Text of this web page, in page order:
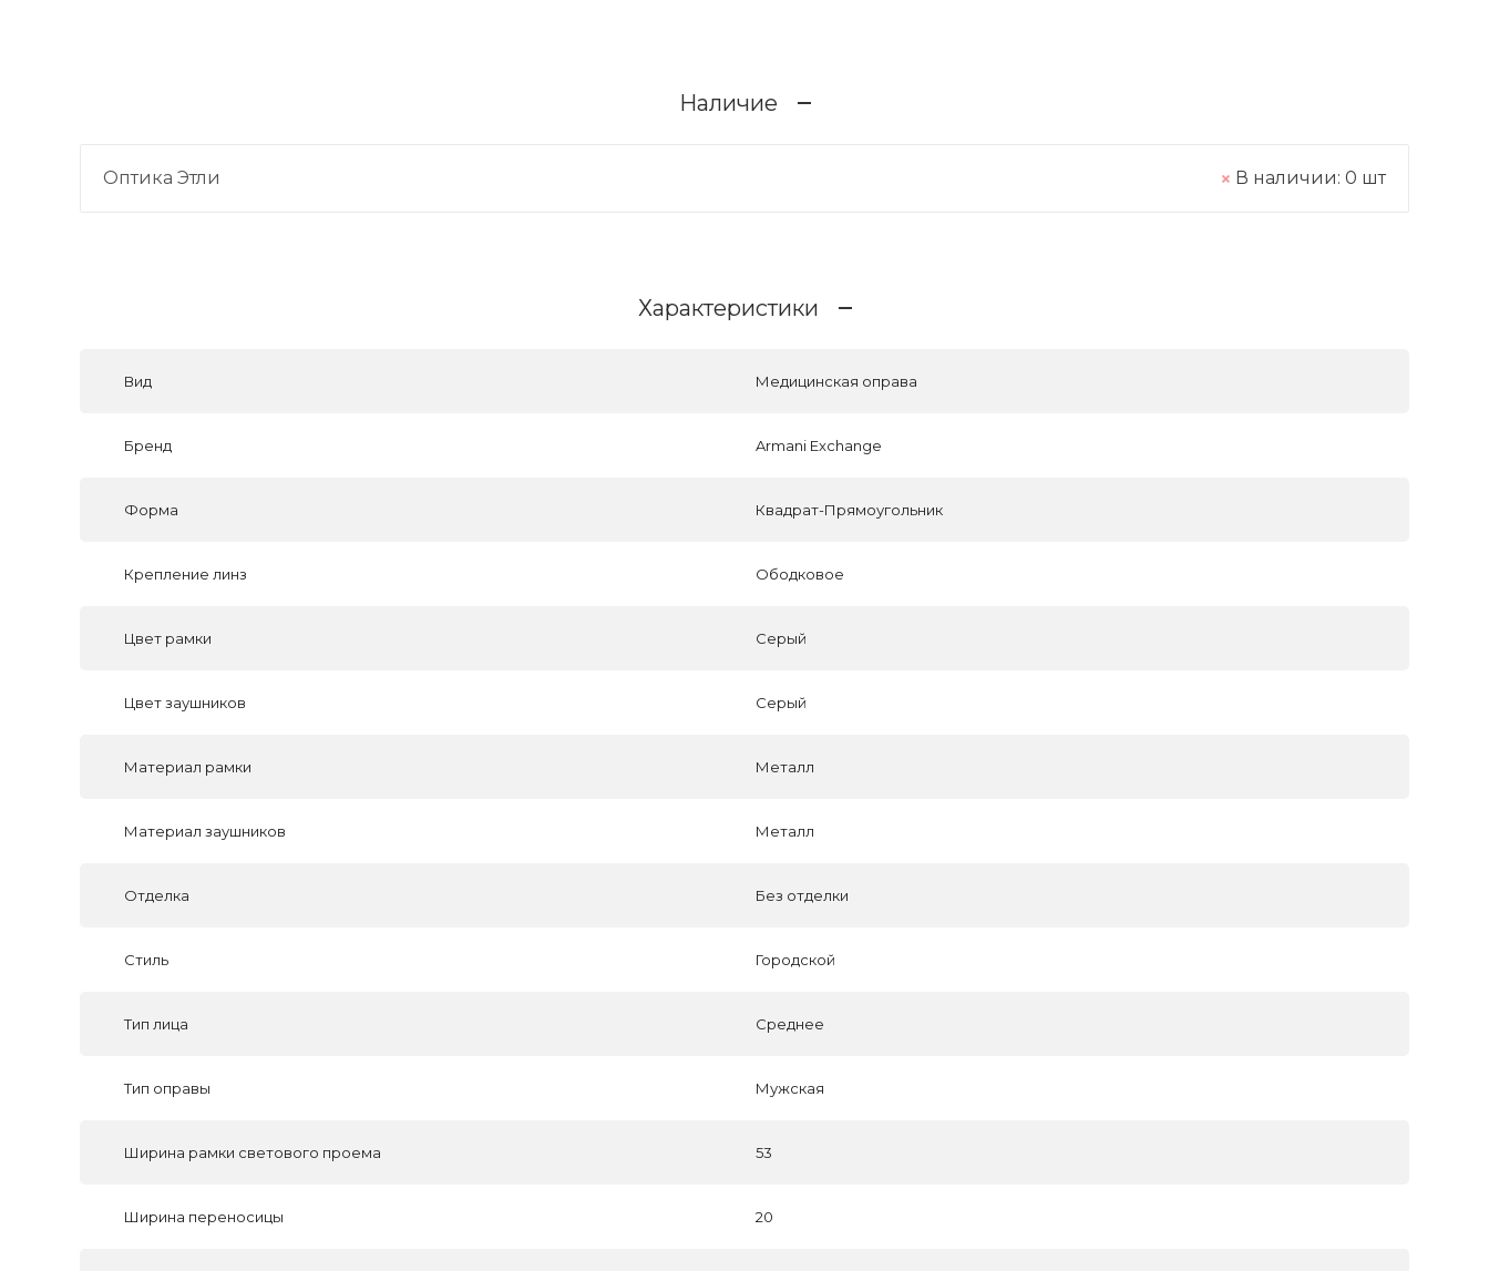
Наличие
Оптика Этли В наличии: 0 шт
Характеристики
Вид Медицинская оправа
Бренд Armani Exchange
Форма Квадрат-Прямоугольник
Крепление линз Ободковое
Цвет рамки Серый
Цвет заушников Серый
Материал рамки Металл
Материал заушников Металл
Отделка Без отделки
Стиль Городской
Тип лица Среднее
Тип оправы Мужская
Ширина рамки светового проема 53
Ширина переносицы 20